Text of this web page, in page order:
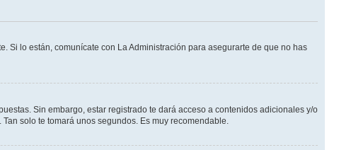
Si lo están, comunícate con La Administración para asegurarte de que no has
Sin embargo, estar registrado te dará acceso a contenidos adicionales y/o
solo te tomará unos segundos. Es muy recomendable.